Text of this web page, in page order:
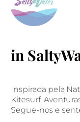
in
Inspirada pela
Kitesurf,
Segue-nos e